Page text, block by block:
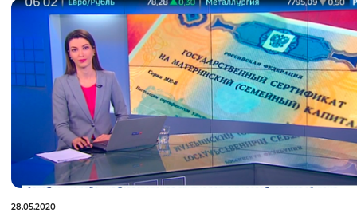
28.05.2020